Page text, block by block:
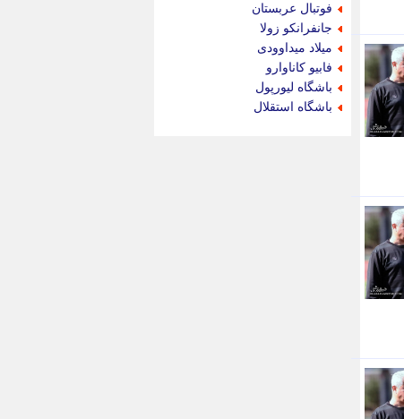
فوتبال عربستان
جانفرانکو زولا
میلاد میداوودی
فابیو کاناوارو
باشگاه لیورپول
باشگاه استقلال